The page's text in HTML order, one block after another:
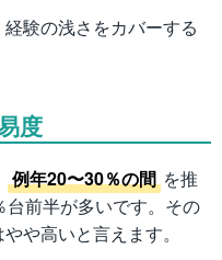
験の浅さをカバーする
度
例年20〜30％の間 を推
前半が多いです。その
や高いと言えます。